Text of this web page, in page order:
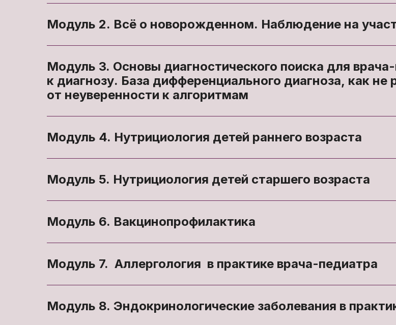
Модуль 2. Всё о новорожденном. Наблюдение на
Модуль 3. Основы диагностического поиска для
к диагнозу. База дифференциального диагноза, как не
от неуверенности к алгоритмам
Модуль 4. Нутрициология детей раннего возраста
Модуль 5. Нутрициология детей старшего возраста
Модуль 6. Вакцинопрофилактика
Модуль 7. Аллергология в практике врача-педиатра
Модуль 8. Эндокринологические заболевания в